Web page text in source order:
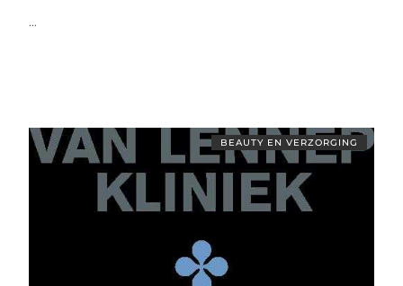
...
BEAUTY EN VERZORGING